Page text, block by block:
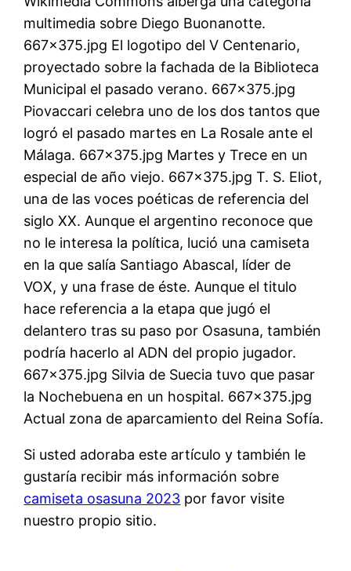
multimedia sobre Diego Buonanotte.
667×375.jpg El logotipo del V Centenario,
proyectado sobre la fachada de la Biblioteca
Municipal el pasado verano. 667×375.jpg
Piovaccari celebra uno de los dos tantos que
logró el pasado martes en La Rosale ante el
Málaga. 667×375.jpg Martes y Trece en un
especial de año viejo. 667×375.jpg T. S. Eliot,
una de las voces poéticas de referencia del
siglo XX. Aunque el argentino reconoce que
no le interesa la política, lució una camiseta
en la que salía Santiago Abascal, líder de
VOX, y una frase de éste. Aunque el titulo
hace referencia a la etapa que jugó el
delantero tras su paso por Osasuna, también
podría hacerlo al ADN del propio jugador.
667×375.jpg Silvia de Suecia tuvo que pasar
la Nochebuena en un hospital. 667×375.jpg
Actual zona de aparcamiento del Reina Sofía.
Si usted adoraba este artículo y también le
gustaría recibir más información sobre
camiseta osasuna 2023 por favor visite
nuestro propio sitio.